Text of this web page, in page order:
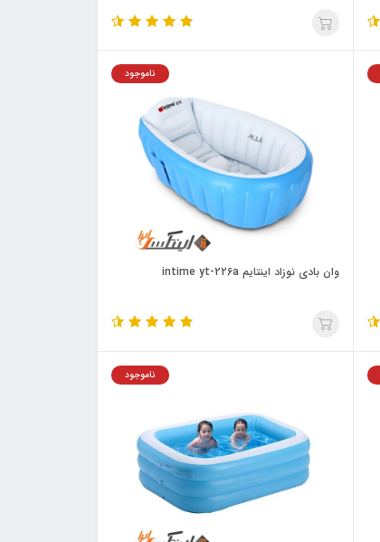
ناموجود
وان بادی نوزاد اینتایم intime yt-226a
ناموجود